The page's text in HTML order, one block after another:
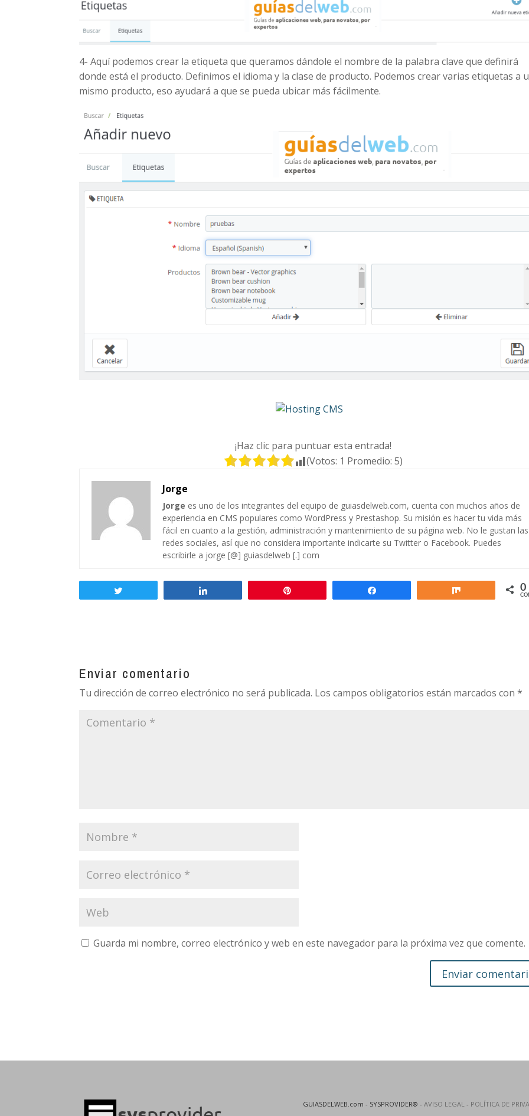
4- Aquí podemos crear la etiqueta que queramos dándole el nombre de la palabra clave que definirá
donde está el producto. Definimos el idioma y la clase de producto. Podemos crear varias etiquetas a
mismo producto, eso ayudará a que se pueda ubicar más fácilmente.
¡Haz clic para puntuar esta entrada!
(Votos: 1 Promedio: 5)
Jorge
Jorge es uno de los integrantes del equipo de guiasdelweb.com, cuenta con muchos años de
experiencia en CMS populares como WordPress y Prestashop. Su misión es hacer tu vida más
fácil en cuanto a la gestión, administración y mantenimiento de su página web. No le gustan las
redes sociales, así que no considera importante indicarte su Twitter o Facebook. Puedes
escribirle a jorge [@] guiasdelweb [.] com
0
Enviar comentario
Tu dirección de correo electrónico no será publicada. Los campos obligatorios están marcados con*
Guarda mi nombre, correo electrónico y web en este navegador para la próxima vez que comente.
GUIASDELWEB.com - SYSPROVIDER® - AVISO LEGAL - POLÍTICA DE